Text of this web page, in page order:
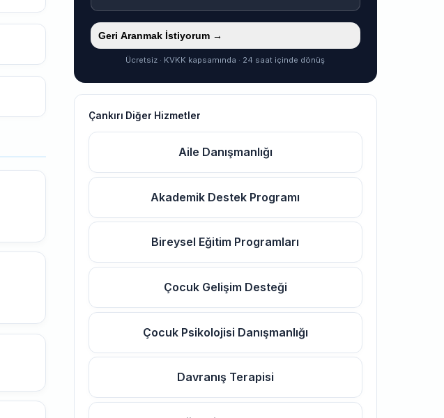
Geri Aranmak İstiyorum →
Ücretsiz · KVKK kapsamında · 24 saat içinde dönüş
Çankırı Diğer Hizmetler
Aile Danışmanlığı
Akademik Destek Programı
Bireysel Eğitim Programları
Çocuk Gelişim Desteği
Çocuk Psikolojisi Danışmanlığı
Davranış Terapisi